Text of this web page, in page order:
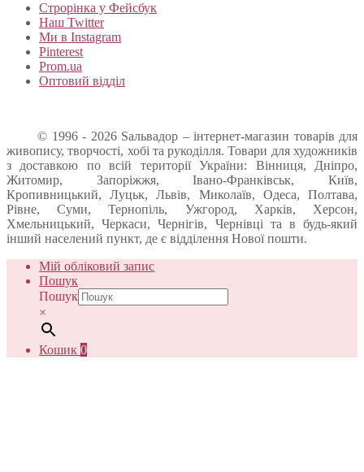
Строрінка у Фейсбук
Наш Twitter
Ми в Instagram
Pinterest
Prom.ua
Оптовий відділ
© 1996 - 2026 Sальвадор – інтернет-магазин товарів для
живопису, творчості, хобі та рукоділля. Товари для художників
з доставкою по всій території України: Вінниця, Дніпро,
Житомир, Запоріжжя, Івано-Франківськ, Київ,
Кропивницький, Луцьк, Львів, Миколаїв, Одеса, Полтава,
Рівне, Суми, Тернопіль, Ужгород, Харків, Херсон,
Хмельницький, Черкаси, Чернігів, Чернівці та в будь-який
інший населений пункт, де є відділення Нової пошти.
Мій обліковий запис
Пошук
Пошук
×
Кошик 0